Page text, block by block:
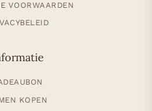
VOORWAARDEN
KOPEN